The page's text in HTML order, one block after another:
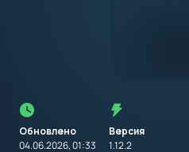
Обновлено
04.06.2026, 01:33
Версия
1.12.2